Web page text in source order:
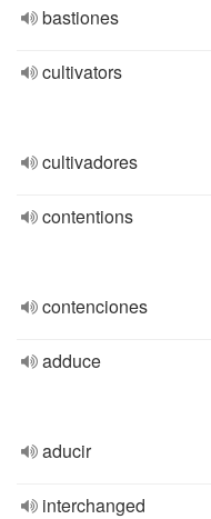
bastiones
cultivators
cultivadores
contentions
contenciones
adduce
aducir
interchanged